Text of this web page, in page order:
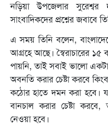
নড়িয়া উপজেলার
সাংবাদিকদের প্রশ্নের জবাবে
এ সময় তিনি বলেন,
আগ্রহে আছে। স্বৈরাচারের ১৫
পায়নি, তাই সবাই ভালো
অবনতি করার চেষ্টা করবে
কঠোর হাতে দমন করা হবে।
বানচাল করার চেষ্টা করবে,
নেওয়া হবে।